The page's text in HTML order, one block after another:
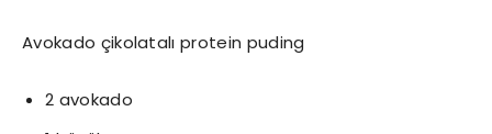
Avokado çikolatalı protein puding
2 avokado